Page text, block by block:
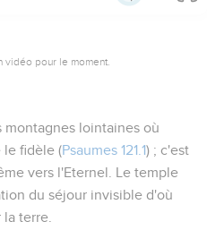
pour le moment.
montagnes lointaines où
le fidèle (Psaumes 121.1) ; c'est
vers l'Eternel. Le temple
du séjour invisible d'où
terre.